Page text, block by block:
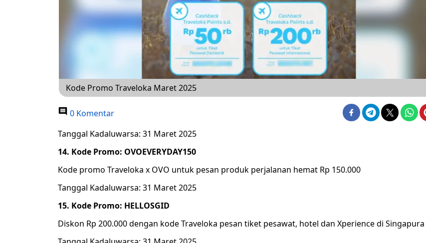
Kode Promo Traveloka Maret 2025
0 Komentar
Tanggal Kadaluwarsa: 31 Maret 2025
14. Kode Promo: OVOEVERYDAY150
Kode promo Traveloka x OVO untuk pesan produk perjalanan hemat Rp 150.000
Tanggal Kadaluwarsa: 31 Maret 2025
15. Kode Promo: HELLOSGID
Diskon Rp 200.000 dengan kode Traveloka pesan tiket pesawat, hotel dan Xperience di Singapura